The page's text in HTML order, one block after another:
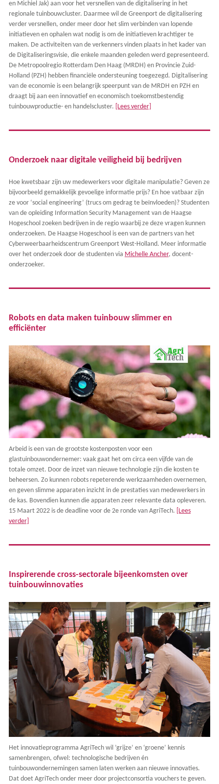
en Michiel Jak) aan voor het versnellen van de digitalisering in het
regionale tuinbouwcluster. Daarmee wil de Greenport de digitalisering
verder versnellen, onder meer door het slim verbinden van lopende
initiatieven en ophalen wat nodig is om de initiatieven krachtiger te
maken. De activiteiten van de verkenners vinden plaats in het kader van
de Digitaliseringsvisie, die enkele maanden geleden werd gepresenteerd.
De Metropoolregio Rotterdam Den Haag (MRDH) en Provincie Zuid-
Holland (PZH) hebben financiële ondersteuning toegezegd. Digitalisering
van de economie is een belangrijk speerpunt van de MRDH en PZH en
draagt bij aan een innovatief en economisch toekomstbestendig
tuinbouwproductie- en handelscluster. [Lees verder]
Onderzoek naar digitale veiligheid bij bedrijven
Hoe kwetsbaar zijn uw medewerkers voor digitale manipulatie? Geven ze
bijvoorbeeld gemakkelijk gevoelige informatie prijs? En hoe vatbaar zijn
ze voor ‘social engineering’ (trucs om gedrag te beïnvloeden)? Studenten
van de opleiding Information Security Management van de Haagse
Hogeschool zoeken bedrijven in de regio waarbij ze deze vragen kunnen
onderzoeken. De Haagse Hogeschool is een van de partners van het
Cyberweerbaarheidscentrum Greenport West-Holland. Meer informatie
over het onderzoek door de studenten via Michelle Ancher, docent-
onderzoeker.
Robots en data maken tuinbouw slimmer en
efficiënter
Arbeid is een van de grootste kostenposten voor een
glastuinbouwondernemer: vaak gaat het om circa een vijfde van de
totale omzet. Door de inzet van nieuwe technologie zijn die kosten te
beheersen. Zo kunnen robots repeterende werkzaamheden overnemen,
en geven slimme apparaten inzicht in de prestaties van medewerkers in
de kas. Bovendien kunnen die apparaten zeer relevante data opleveren.
15 Maart 2022 is de deadline voor de 2e ronde van AgriTech. [Lees
verder]
Inspirerende cross-sectorale bijeenkomsten over
tuinbouwinnovaties
Het innovatieprogramma AgriTech wil ’grijze’ en ‘groene’ kennis
samenbrengen, ofwel: technologische bedrijven én
tuinbouwondernemingen samen laten werken aan nieuwe innovaties.
Dat doet AgriTech onder meer door projectconsortia vouchers te geven.